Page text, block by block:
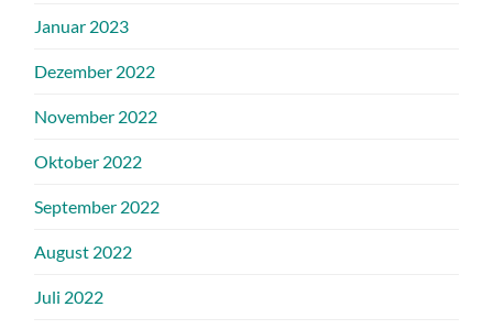
Januar 2023
Dezember 2022
November 2022
Oktober 2022
September 2022
August 2022
Juli 2022